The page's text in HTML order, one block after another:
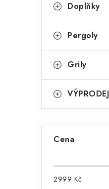
Doplňky
Pergoly
Grily
VÝPRODEJ
Cena
2999 Kč